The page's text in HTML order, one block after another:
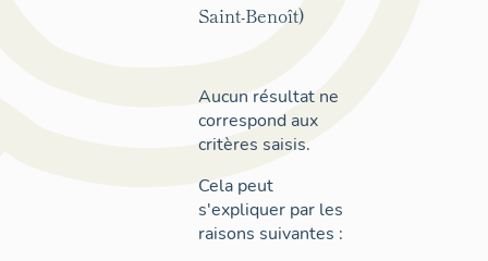
Saint-Benoît)
Aucun résultat ne
correspond aux
critères saisis.
Cela peut
s'expliquer par les
raisons suivantes :